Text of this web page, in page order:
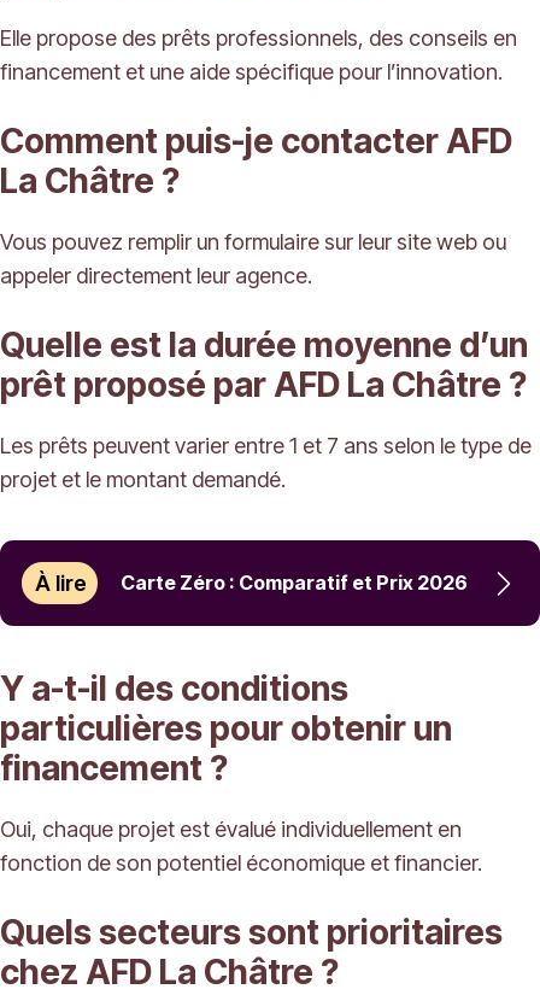
Elle propose des prêts professionnels, des conseils en
financement et une aide spécifique pour l’innovation.
Comment puis-je contacter AFD
La Châtre ?
Vous pouvez remplir un formulaire sur leur site web ou
appeler directement leur agence.
Quelle est la durée moyenne d’un
prêt proposé par AFD La Châtre ?
Les prêts peuvent varier entre 1 et 7 ans selon le type de
projet et le montant demandé.
À lire Carte Zéro : Comparatif et Prix 2026
Y a-t-il des conditions
particulières pour obtenir un
financement ?
Oui, chaque projet est évalué individuellement en
fonction de son potentiel économique et financier.
Quels secteurs sont prioritaires
chez AFD La Châtre ?